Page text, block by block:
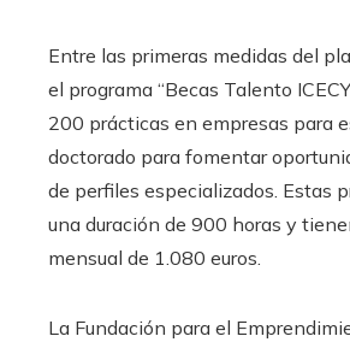
Entre las primeras medidas del
el programa “Becas Talento
200 prácticas en empresas para
doctorado para fomentar
de perfiles especializados. Estas
una duración de 900 horas y
mensual de 1.080 euros.
La Fundación para el